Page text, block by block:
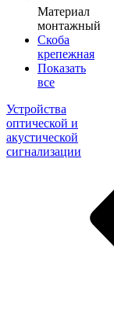
Материал
монтажный
Скоба
крепежная
Показать
все
Устройства
оптической и
акустической
сигнализации